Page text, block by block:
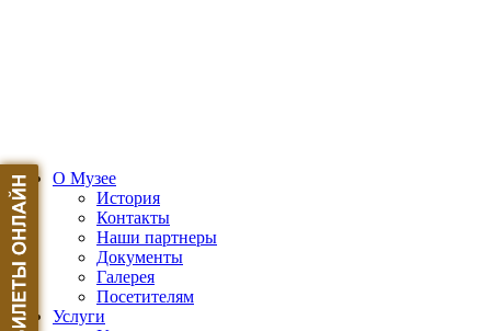
О Музее
История
Контакты
Наши партнеры
Документы
Галерея
Посетителям
Услуги